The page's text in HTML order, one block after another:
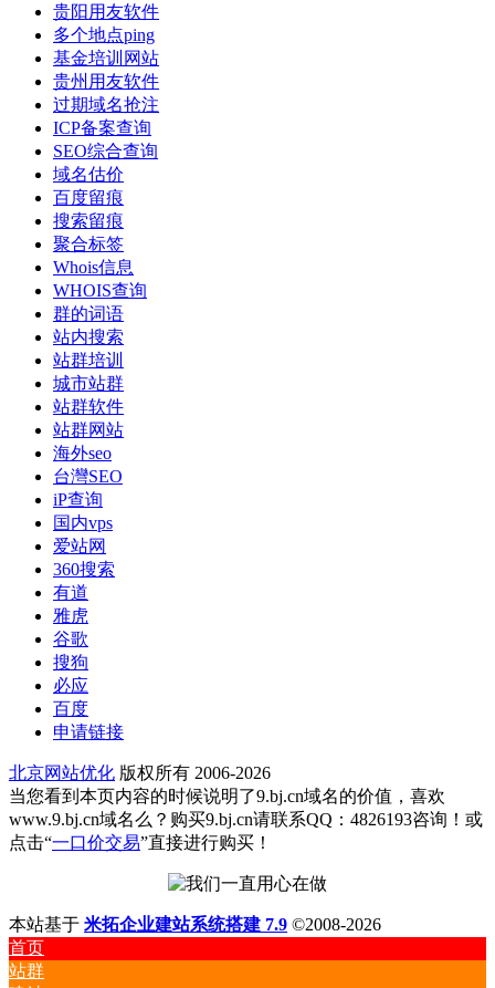
贵阳用友软件
多个地点ping
基金培训网站
贵州用友软件
过期域名抢注
ICP备案查询
SEO综合查询
域名估价
百度留痕
搜索留痕
聚合标签
Whois信息
WHOIS查询
群的词语
站内搜索
站群培训
城市站群
站群软件
站群网站
海外seo
台灣SEO
iP查询
国内vps
爱站网
360搜索
有道
雅虎
谷歌
搜狗
必应
百度
申请链接
北京网站优化 版权所有 2006-2026
当您看到本页内容的时候说明了9.bj.cn域名的价值，喜欢
www.9.bj.cn域名么？购买9.bj.cn请联系QQ：4826193咨询！或
点击“一口价交易”直接进行购买！
本站基于 米拓企业建站系统搭建 7.9 ©2008-2026
首页
站群